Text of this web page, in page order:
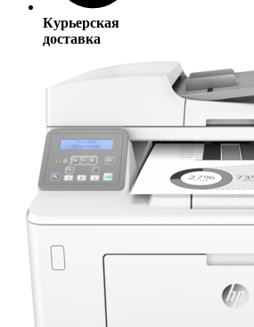
Курьерская
доставка